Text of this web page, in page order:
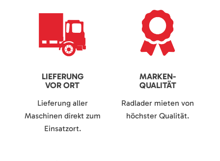
LIEFERUNG
VOR ORT
Lieferung aller
Maschinen direkt zum
Einsatzort.
MARKEN-
QUALITÄT
Radlader mieten von
höchster Qualität.